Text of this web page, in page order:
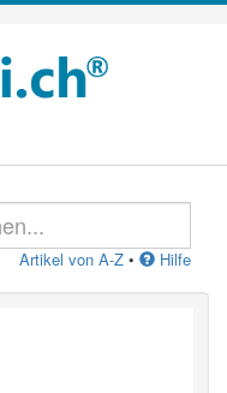
Artikel von A-Z • Hilfe